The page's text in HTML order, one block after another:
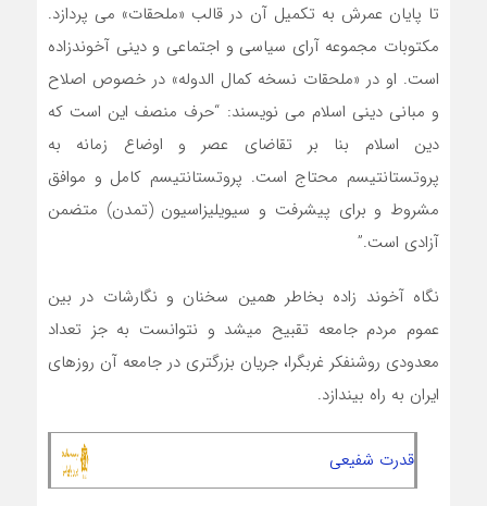
تا پایان عمرش به تکمیل آن در قالب «ملحقات» می پردازد.
مکتوبات مجموعه آرای سیاسی و اجتماعی و دینی آخوندزاده
است. او در «ملحقات نسخه کمال الدوله» در خصوص اصلاح
و مبانی دینی اسلام می نویسند: “حرف منصف این است که
دین اسلام بنا بر تقاضای عصر و اوضاع زمانه به
پروتستانتیسم محتاج است. پروتستانتیسم کامل و موافق
مشروط و برای پیشرفت و سیویلیزاسیون (تمدن) متضمن
آزادی است.”
نگاه آخوند زاده بخاطر همین سخنان و نگارشات در بین
عموم مردم جامعه تقبیح میشد و نتوانست به جز تعداد
معدودی روشنفکر غربگرا، جریان بزرگتری در جامعه آن روزهای
ایران به راه بیندازد.
قدرت شفیعی